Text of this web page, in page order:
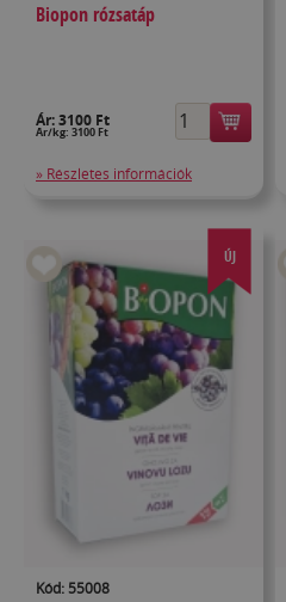
Biopon rózsatáp
Ár:3100 Ft
Ár/kg: 3100 Ft
» Részletes információk
ÚJ
Kód: 55008